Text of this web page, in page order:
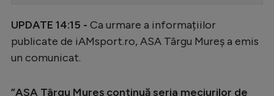
Starurile fotbalului
EURO 2024
UPDATE 14:15 - Ca urmare a informațiilor
publicate de iAMsport.ro, ASA Târgu Mureș a emis
un comunicat.
”ASA Târgu Mureș continuă seria meciurilor de